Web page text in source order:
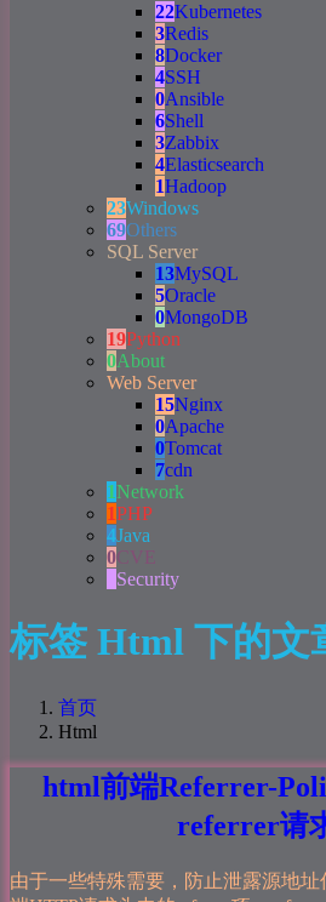
22Kubernetes
3Redis
8Docker
4SSH
0Ansible
6Shell
3Zabbix
4Elasticsearch
1Hadoop
23Windows
69Others
SQL Server
13MySQL
5Oracle
0MongoDB
19Python
0About
Web Server
15Nginx
0Apache
0Tomcat
7cdn
1Network
1PHP
4Java
0CVE
Security
标签 Html 下的文
首页
Html
html前端Referrer-
referrer请
由于一些特殊需要，防止泄露源地